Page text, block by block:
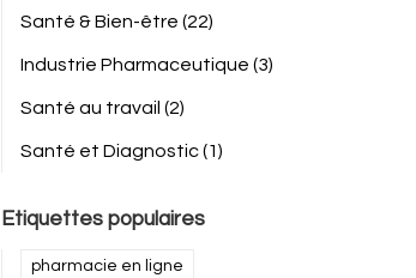
Santé & Bien-être (22)
Industrie Pharmaceutique (3)
Santé au travail (2)
Santé et Diagnostic(1)
Etiquettes populaires
pharmacie en ligne